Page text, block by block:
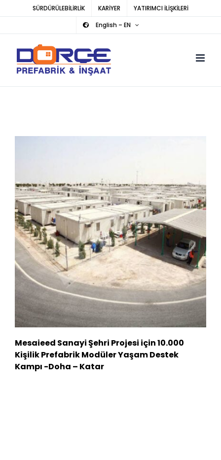
SÜRDÜRÜLEBİLİRLİK KARİYER
YATIRIMCI İLİŞKİLERİ
English – EN
Mesaieed Sanayi Şehri Projesi için 10.000
Kişilik Prefabrik Modüler Yaşam Destek
Kampı -Doha – Katar